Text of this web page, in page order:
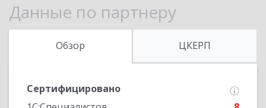
Данные по партнеру
Обзор ЦКЕРП
Сертифицировано